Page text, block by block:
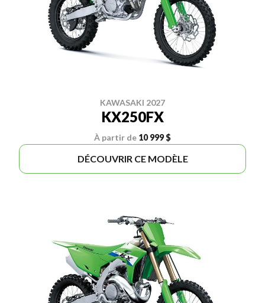
KAWASAKI 2027
KX250FX
À partir de 10 999 $
DÉCOUVRIR CE MODÈLE